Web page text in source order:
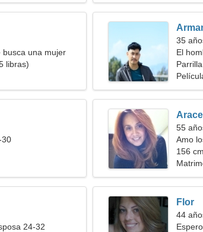
busca una mujer
libras)
35
El
30
55
Amo
156
24-32
Flor
44